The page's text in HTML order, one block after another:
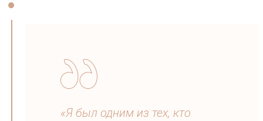
«Я был одним из тех, кто